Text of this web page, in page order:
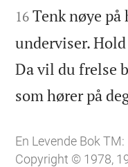
16 Tenk nøye
underviser.
Da vil du frelse
som hører på
En Levende Bok
Copyright © 1978,